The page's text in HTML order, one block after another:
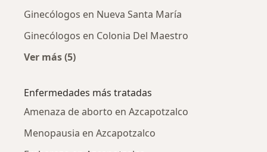
Ginecólogos en Nueva Santa María
Ginecólogos en Colonia Del Maestro
Ver más (5)
Enfermedades más tratadas
Amenaza de aborto en Azcapotzalco
Menopausia en Azcapotzalco